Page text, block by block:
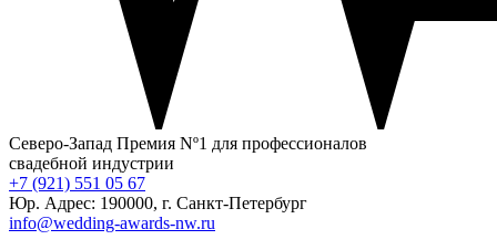
Северо-Запад Премия Nº1 для профессионалов
свадебной индустрии
+7 (921) 551 05 67
Юр. Адрес: 190000, г. Санкт-Петербург
info@wedding-awards-nw.ru